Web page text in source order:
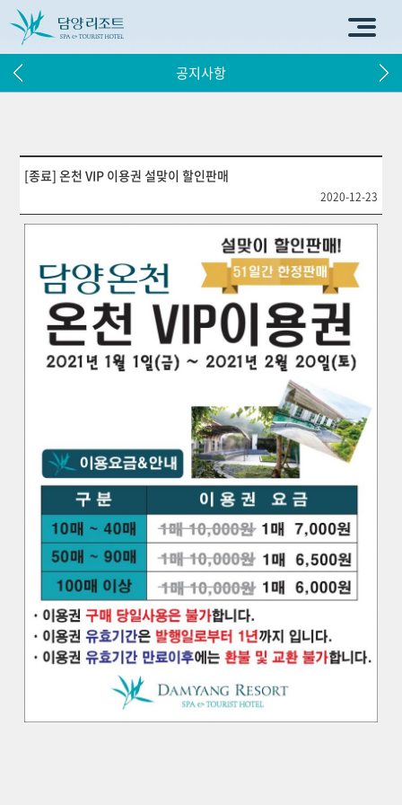
공지사항
[종료] 온천 VIP 이용권 설맞이 할인판매
2020-12-23